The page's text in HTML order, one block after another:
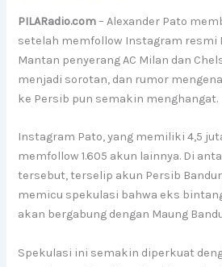
PILARadio.com– Alexander Pato
setelah memfollow Instagram resmi
Mantan penyerang AC Milan dan
menjadi sorotan, dan rumor
ke Persib pun semakin menghangat.
Instagram Pato, yang memiliki 4,5
memfollow 1.605 akun lainnya. Di
tersebut, terselip akun Persib
memicu spekulasi bahwa eks
akan bergabung dengan Maung
Spekulasi ini semakin diperkuat